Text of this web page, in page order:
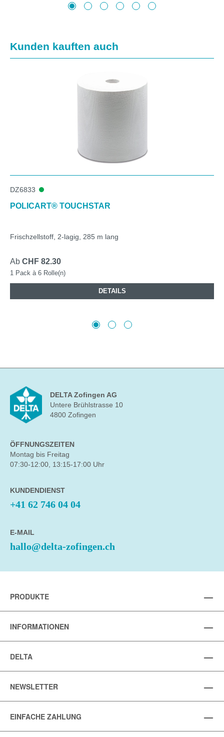
Produktgalerie überspringen
Kunden kauften auch
DZ6833
POLICART® TOUCHSTAR
Frischzellstoff, 2-lagig, 285 m lang
Ab CHF 82.30
1 Pack à 6 Rolle(n)
DETAILS
DELTA Zofingen AG
Untere Brühlstrasse 10
4800 Zofingen
ÖFFNUNGSZEITEN
Montag bis Freitag
07:30-12:00, 13:15-17:00 Uhr
KUNDENDIENST
+41 62 746 04 04
E-MAIL
hallo@delta-zofingen.ch
PRODUKTE
INFORMATIONEN
DELTA
NEWSLETTER
EINFACHE ZAHLUNG